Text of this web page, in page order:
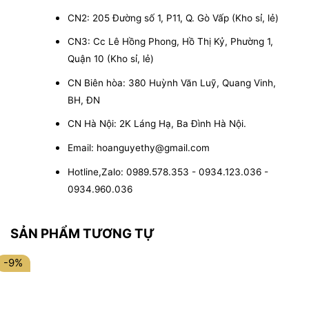
CN2: 205 Đường số 1, P11, Q. Gò Vấp (Kho sỉ, lẻ)
CN3: Cc Lê Hồng Phong, Hồ Thị Kỷ, Phường 1,
Quận 10 (Kho sỉ, lẻ)
CN Biên hòa: 380 Huỳnh Văn Luỹ, Quang Vinh,
BH, ĐN
CN Hà Nội: 2K Láng Hạ, Ba Đình Hà Nội.
Email: hoanguyethy@gmail.com
Hotline,Zalo: 0989.578.353 - 0934.123.036 -
0934.960.036
SẢN PHẨM TƯƠNG TỰ
-9%